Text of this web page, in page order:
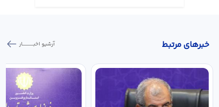
خبر‌های مرتبط آرشیو اخبـــــــــــار